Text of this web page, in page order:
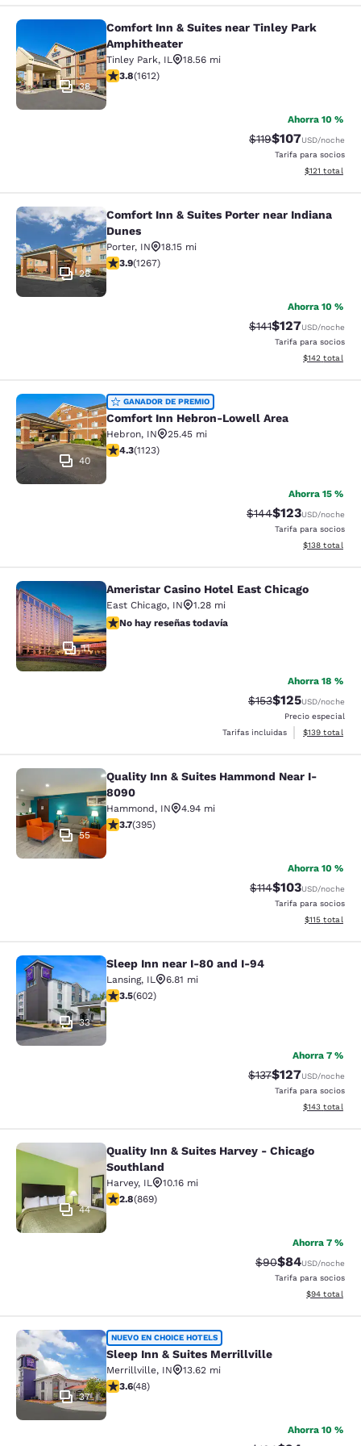
Comfort Inn & Suites near Tinley
38
Comfort Inn & Suites near Tinley Park
Amphitheater
Tinley Park, IL
18.56 mi
calificación de 3.8 estrellas. Bueno. 1612 reseñas
3.8(1612)
Ahorra 10 %
Precio tachado:
$119Precio con
$107USD/noche
Tarifa para socios
Ver detalles
$121 total
Comfort Inn & Suites Porter near
28
Comfort Inn & Suites Porter near Indiana
Dunes
Porter, IN
18.15 mi
calificación de 3.91 estrellas. Bueno. 1267 reseñas
3.9(1267)
Ahorra 10 %
Precio tachado:
$141Precio con
$127USD/noche
Tarifa para socios
Ver detalles
$142 total
Comfort Inn Hebron-Lowell Area
40
GANADOR DE PREMIO
Comfort Inn Hebron-Lowell Area
Hebron, IN
25.45 mi
calificación de 4.3 estrellas. Excelente. 1123 reseñas
4.3(1123)
Ahorra 15 %
Precio tachado:
$144Precio con
$123USD/noche
Tarifa para socios
Ver detalles
$138 total
Ameristar Casino Hotel East
11
Ameristar Casino Hotel East Chicago
East Chicago, IN
1.28 mi
No hay reseñas todavía
No hay reseñas todavía
Ahorra 18 %
Precio tachado:
$153Precio con
$125USD/noche
Precio especial
Tarifas incluidas
Ver detalles
$139 total
Quality Inn & Suites Hammond
55
Quality Inn & Suites Hammond Near I-
8090
Hammond, IN
4.94 mi
calificación de 3.71 estrellas. Bueno. 395 reseñas
3.7(395)
Ahorra 10 %
Precio tachado:
$114Precio con
$103USD/noche
Tarifa para socios
Ver detalles
$115 total
Sleep Inn near I-80 and I-94
33
Sleep Inn near I-80 and I-94
Lansing, IL
6.81 mi
calificación de 3.53 estrellas. Bueno. 602 reseñas
3.5(602)
Ahorra 7 %
Precio tachado:
$137Precio con
$127USD/noche
Tarifa para socios
Ver detalles
$143 total
Quality Inn & Suites Harvey -
44
Quality Inn & Suites Harvey - Chicago
Southland
Harvey, IL
10.16 mi
calificación de 2.82 estrellas. Feria. 869 reseñas
2.8(869)
Ahorra 7 %
Precio tachado:
$90Precio con
$84USD/noche
Tarifa para socios
Ver detalles
$94 total
Sleep Inn & Suites Merrillville
37
NUEVO EN CHOICE HOTELS
Sleep Inn & Suites Merrillville
Merrillville, IN
13.62 mi
calificación de 3.63 estrellas. Bueno. 48 reseñas
3.6(48)
Ahorra 10 %